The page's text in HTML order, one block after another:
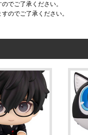
でご了承ください。
のでご了承ください。